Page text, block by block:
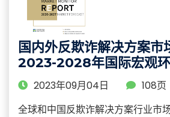
国内外反欺诈解决方案市
2023-2028年国际宏观环
期下市场环境变化分析
2023年09月04日
108页
全球和中国反欺诈解决方案行业市